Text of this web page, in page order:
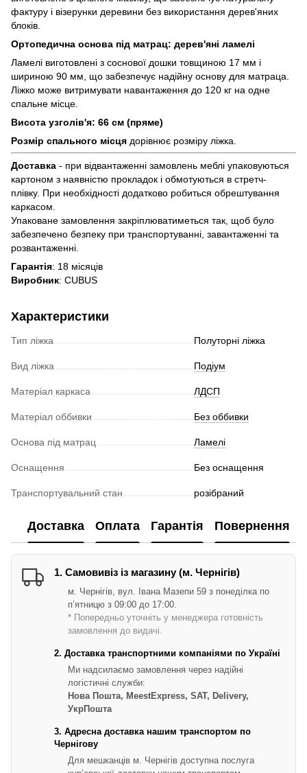
фактуру і візерунки деревини без використання дерев'яних
блоків.
Ортопедична основа під матрац: дерев'яні ламелі
Ламелі виготовлені з соснової дошки товщиною 17 мм і
шириною 90 мм, що забезпечує надійну основу для матраца.
Ліжко може витримувати навантаження до 120 кг на одне
спальне місце.
Висота узголів'я: 66 см (пряме)
Розмір спального місця дорівнює розміру ліжка.
Доставка - при відвантаженні замовлень меблі упаковуються
картоном з наявністю прокладок і обмотуються в стретч-
плівку. При необхідності додатково робиться обрештування
каркасом.
Упаковане замовлення закріплюватиметься так, щоб було
забезпечено безпеку при транспортуванні, завантаженні та
розвантаженні.
Гарантія: 18 місяців
Виробник: CUBUS
Характеристики
Тип ліжка Полуторні ліжка
Вид ліжка Подіум
Матеріал каркаса ЛДСП
Матеріал оббивки Без оббивки
Основа під матрац Ламелі
Оснащення Без оснащення
Транспортувальний стан розібраний
Доставка Оплата Гарантія Повернення
1. Самовивіз із магазину (м. Чернігів)
м. Чернігів, вул. Івана Мазепи 59 з понеділка по
п’ятницю з 09:00 до 17:00.
* Попередньо уточніть у менеджера готовність
замовлення до видачі.
2. Доставка транспортними компаніями по Україні
Ми надсилаємо замовлення через надійні
логістичні служби:
Нова Пошта, MeestExpress, SAT, Delivery,
УкрПошта
3. Адресна доставка нашим транспортом по
Чернігову
Для мешканців м. Чернігів доступна послуга